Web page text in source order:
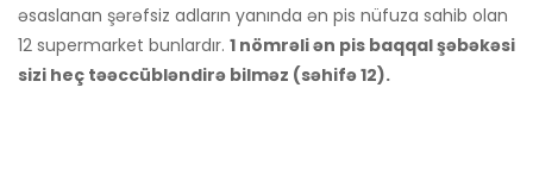
əsaslanan şərəfsiz adların yanında ən pis nüfuza sahib olan
12 supermarket bunlardır. 1 nömrəli ən pis baqqal şəbəkəsi
sizi heç təəccübləndirə bilməz (səhifə 12).